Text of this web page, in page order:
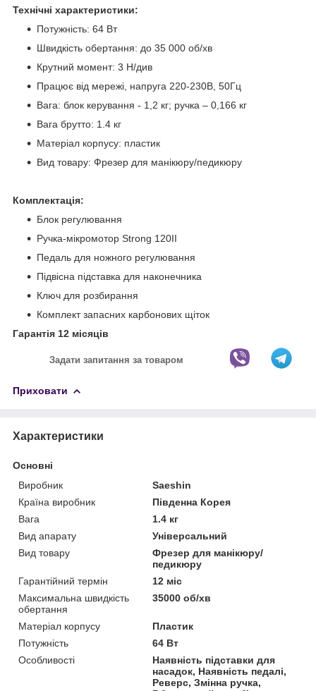
Технічні характеристики:
Потужність: 64 Вт
Швидкість обертання: до 35 000 об/хв
Крутний момент: 3 Н/див
Працює від мережі, напруга 220-230В, 50Гц
Вага: блок керування - 1,2 кг; ручка – 0,166 кг
Вага брутто: 1.4 кг
Матеріал корпусу: пластик
Вид товару: Фрезер для манікюру/педикюру
Комплектація:
Блок регулювання
Ручка-мікромотор Strong 120II
Педаль для ножного регулювання
Підвісна підставка для наконечника
Ключ для розбирання
Комплект запасних карбонових щіток
Гарантія 12 місяців
Задати запитання за товаром
Приховати
Характеристики
Основні
Виробник
Saeshin
Країна виробник
Південна Корея
Вага
1.4 кг
Вид апарату
Універсальний
Вид товару
Фрезер для манікюру/
педикюру
Гарантійний термін
12 міс
Максимальна швидкість
обертання
35000 об/хв
Матеріал корпусу
Пластик
Потужність
64 Вт
Особливості
Наявність підставки для
насадок, Наявність педалі,
Реверс, Змінна ручка,